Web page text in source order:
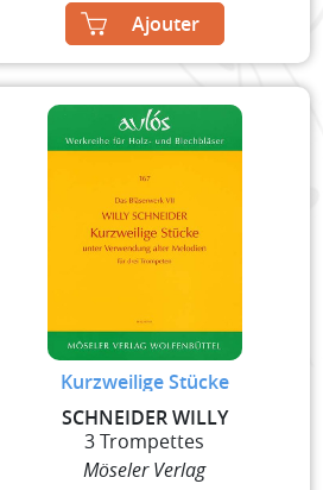
Ajouter
Kurzweilige Stücke
SCHNEIDER WILLY
3 Trompettes
Möseler Verlag